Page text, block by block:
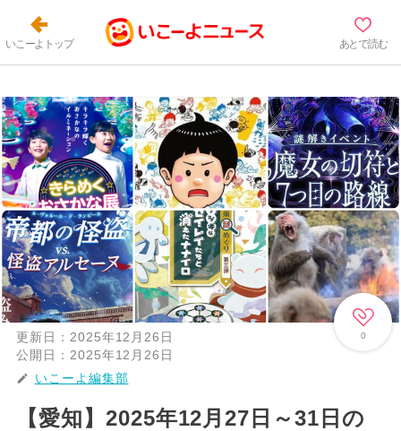
いこーよトップ あとで読む
0
更新日： 2025年12月26日
公開日： 2025年12月26日
いこーよ編集部
【愛知】2025年12月27日～31日の